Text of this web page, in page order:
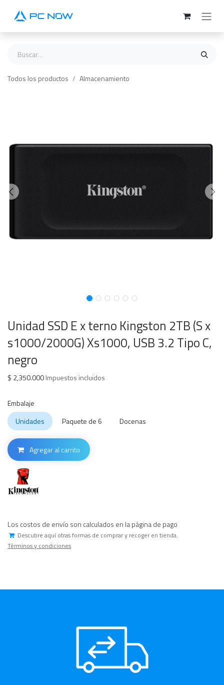
Todos los productos Almacenamiento
Unidad SSD E x terno Kingston 2TB (S x
s1000/2000G) Xs1000, USB 3.2 Tipo C,
negro
$ 2,350.000Impuestos incluidos
Embalaje
Unidades
Paquete de 6 Docenas
Agregar al carrito
Los costos de envío son calculados en la página de pago
Descubre aquí otras formas de comprar y recoger en tienda.
Términos y condiciones